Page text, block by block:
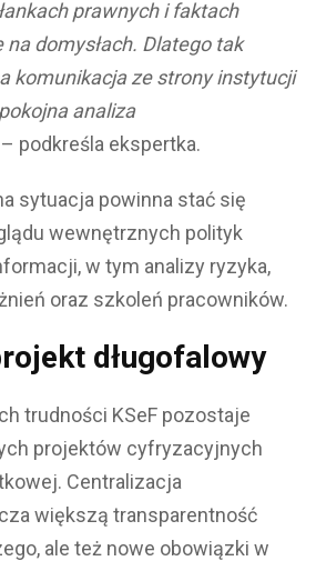
prawnych i faktach
na domysłach. Dlatego tak
komunikacja ze strony instytucji
analiza
podkreśla ekspertka.
sytuacja powinna stać się
wewnętrznych polityk
w tym analizy ryzyka,
oraz szkoleń pracowników.
długofalowy
trudności KSeF pozostaje
projektów cyfryzacyjnych
Centralizacja
większą transparentność
ale też nowe obowiązki w